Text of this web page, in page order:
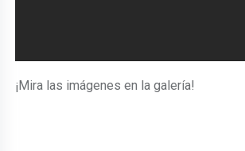
¡Mira las imágenes en la galería!